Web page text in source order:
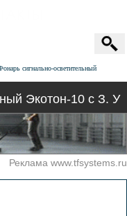
сигнально-осветительный
Экотон-10 с З. У
Реклама www.tfsystems.ru